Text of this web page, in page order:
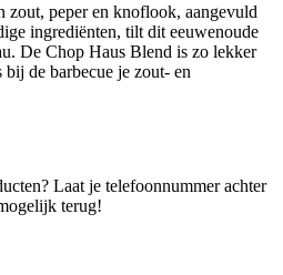
zout, peper en knoflook, aangevuld
ingrediënten, tilt dit eeuwenoude
De Chop Haus Blend is zo lekker
de barbecue je zout- en
Laat je telefoonnummer achter
terug!